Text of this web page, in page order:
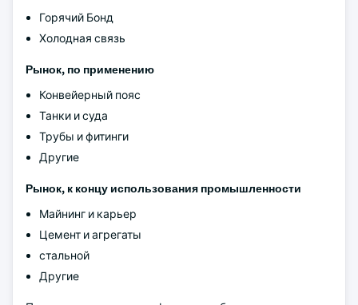
Горячий Бонд
Холодная связь
Рынок, по применению
Конвейерный пояс
Танки и суда
Трубы и фитинги
Другие
Рынок, к концу использования промышленности
Майнинг и карьер
Цемент и агрегаты
стальной
Другие